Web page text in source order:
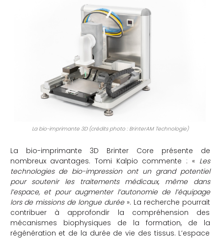
La bio-imprimante 3D (crédits photo : BrinterAM Technologie)
La bio-imprimante 3D Brinter Core présente de
nombreux avantages. Tomi Kalpio commente : « Les
technologies de bio-impression ont un grand potentiel
pour soutenir les traitements médicaux, même dans
l’espace, et pour augmenter l’autonomie de l’équipage
lors de missions de longue durée». La recherche pourrait
contribuer à approfondir la compréhension des
mécanismes biophysiques de la formation, de la
régénération et de la durée de vie des tissus. L’espace